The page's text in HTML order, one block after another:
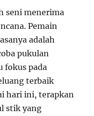
seni menerima
Pemain
adalah
pukulan
fokus pada
terbaik
hari ini, terapkan
stik yang